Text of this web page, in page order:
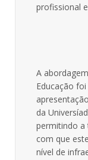
profissional
A
Educação
da
permitindo a
com que
nível de